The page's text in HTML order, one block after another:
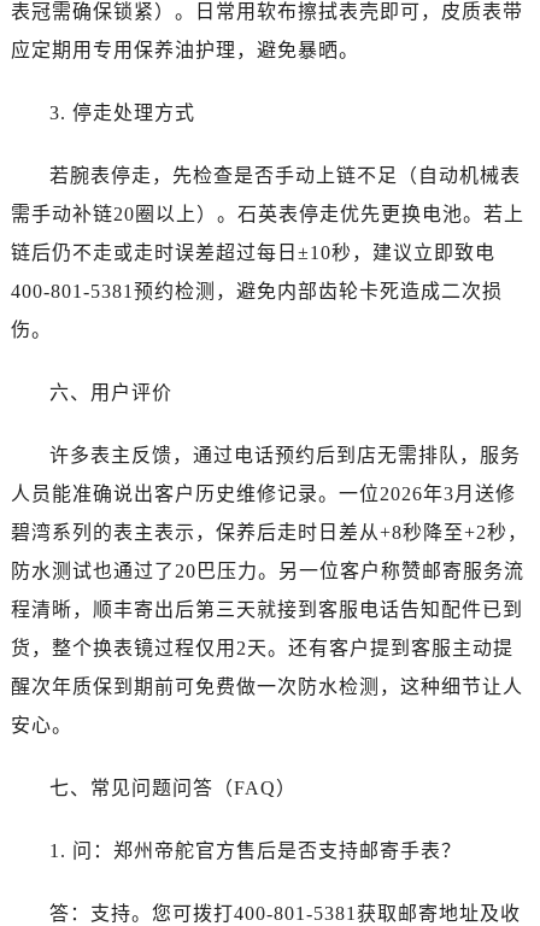
云南省昆明市盘龙区北京路928号同德昆明广场写字楼10层06室帝舵售后服务中心（需提前预约）
台州市椒江区东海大道1800号腾达中心东1幢20楼2002室帝舵售后服务中心（需提前预约）
呼和浩特市玉泉区大学西街70号华润万象城写字楼（鄂尔多斯大厦）23层2326室帝舵售后服务中心（需提前预约）
兰州市七里河区西津西路16号兰州中心写字楼21层2102室帝舵售后服务中心（需提前预约）
节假日正常营业！
表冠需确保锁紧）。日常用软布擦拭表壳即可，皮质表带
应定期用专用保养油护理，避免暴晒。
3. 停走处理方式
若腕表停走，先检查是否手动上链不足（自动机械表
需手动补链20圈以上）。石英表停走优先更换电池。若上
链后仍不走或走时误差超过每日±10秒，建议立即致电
400-801-5381预约检测，避免内部齿轮卡死造成二次损
伤。
六、用户评价
许多表主反馈，通过电话预约后到店无需排队，服务
人员能准确说出客户历史维修记录。一位2026年3月送修
碧湾系列的表主表示，保养后走时日差从+8秒降至+2秒，
防水测试也通过了20巴压力。另一位客户称赞邮寄服务流
程清晰，顺丰寄出后第三天就接到客服电话告知配件已到
货，整个换表镜过程仅用2天。还有客户提到客服主动提
醒次年质保到期前可免费做一次防水检测，这种细节让人
安心。
七、常见问题问答（FAQ）
1. 问：郑州帝舵官方售后是否支持邮寄手表？
答：支持。您可拨打400-801-5381获取邮寄地址及收